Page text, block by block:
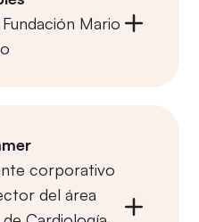
Fundación Mario
corporativo
del área